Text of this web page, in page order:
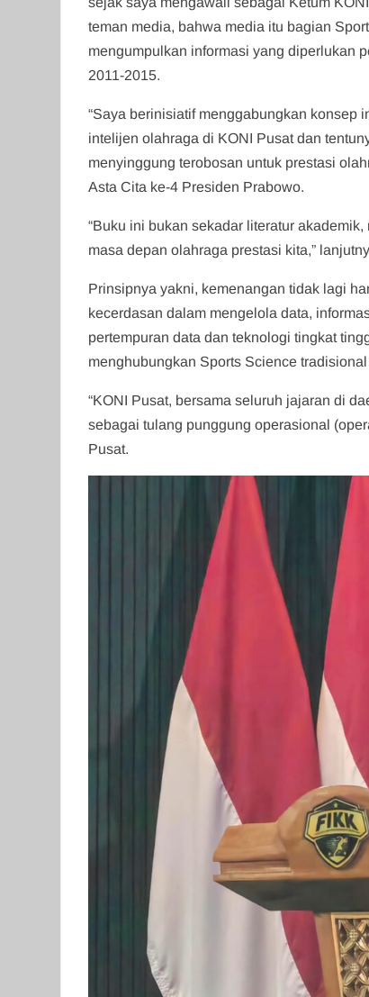
teman media, bahwa media itu bagian
mengumpulkan informasi yang diperlukan
2011-2015.
“Saya berinisiatif menggabungkan konsep
intelijen olahraga di KONI Pusat dan
menyinggung terobosan untuk prestasi
Asta Cita ke-4 Presiden Prabowo.
“Buku ini bukan sekadar literatur
masa depan olahraga prestasi kita,”
Prinsipnya yakni, kemenangan tidak lagi
kecerdasan dalam mengelola data,
pertempuran data dan teknologi tingkat
menghubungkan Sports Science
“KONI Pusat, bersama seluruh jajaran di
sebagai tulang punggung operasional
Pusat.